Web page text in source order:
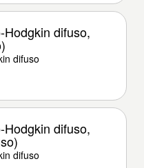
difuso,
difuso
difuso,
difuso